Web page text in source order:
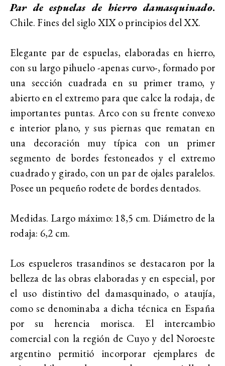
Par de espuelas de hierro damasquinado.
Chile. Fines del siglo XIX o principios del XX.
Elegante par de espuelas, elaboradas en hierro,
con su largo pihuelo -apenas curvo-, formado por
una sección cuadrada en su primer tramo, y
abierto en el extremo para que calce la rodaja, de
importantes puntas. Arco con su frente convexo
e interior plano, y sus piernas que rematan en
una decoración muy típica con un primer
segmento de bordes festoneados y el extremo
cuadrado y girado, con un par de ojales paralelos.
Posee un pequeño rodete de bordes dentados.
Medidas. Largo máximo: 18,5 cm. Diámetro de la
rodaja: 6,2 cm.
Los espueleros trasandinos se destacaron por la
belleza de las obras elaboradas y en especial, por
el uso distintivo del damasquinado, o ataujía,
como se denominaba a dicha técnica en España
por su herencia morisca. El intercambio
comercial con la región de Cuyo y del Noroeste
argentino permitió incorporar ejemplares de